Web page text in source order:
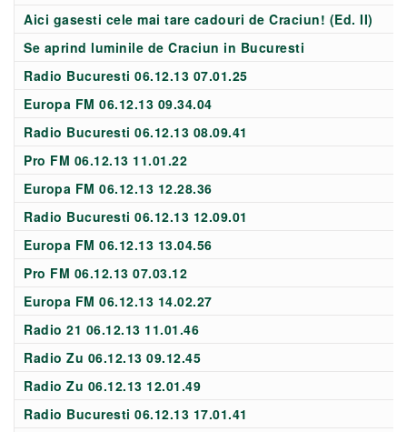
Aici gasesti cele mai tare cadouri de Craciun! (Ed. II)
Se aprind luminile de Craciun in Bucuresti
Radio Bucuresti 06.12.13 07.01.25
Europa FM 06.12.13 09.34.04
Radio Bucuresti 06.12.13 08.09.41
Pro FM 06.12.13 11.01.22
Europa FM 06.12.13 12.28.36
Radio Bucuresti 06.12.13 12.09.01
Europa FM 06.12.13 13.04.56
Pro FM 06.12.13 07.03.12
Europa FM 06.12.13 14.02.27
Radio 21 06.12.13 11.01.46
Radio Zu 06.12.13 09.12.45
Radio Zu 06.12.13 12.01.49
Radio Bucuresti 06.12.13 17.01.41